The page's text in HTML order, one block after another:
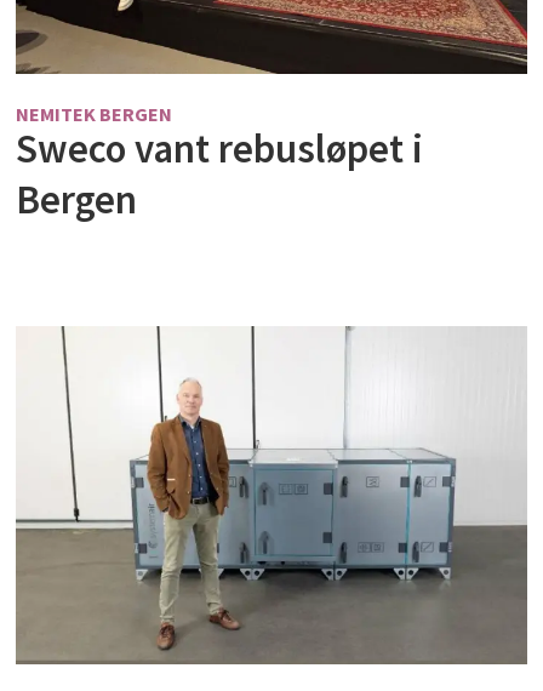
NEMITEK BERGEN
Sweco vant rebusløpet i
Bergen